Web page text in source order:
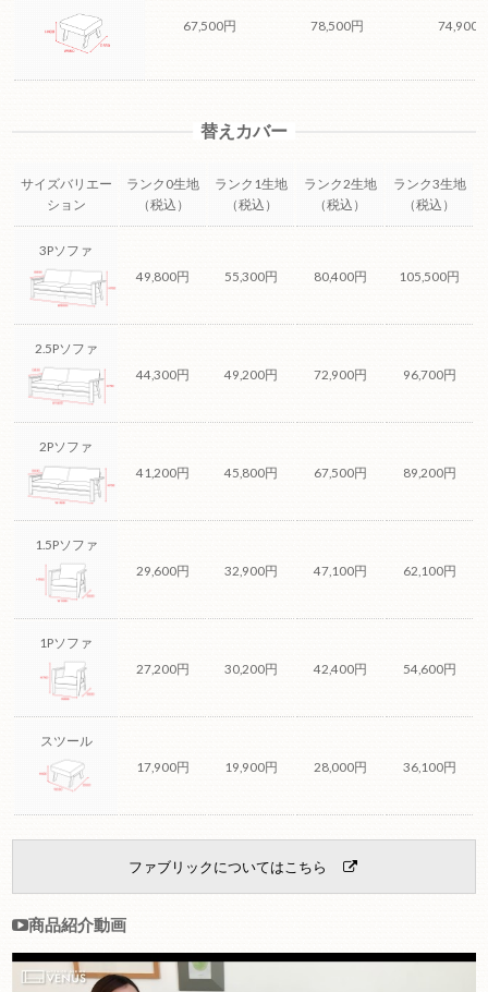
67,500円 78,500円 74,900
替えカバー
サイズバリエー
ション
ランク0生地
（税込）
ランク1生地
（税込）
ランク2生地
（税込）
ランク3生地
（税込）
3Pソファ
49,800円
55,300円 80,400円 105,500円
2.5Pソファ
44,300円
49,200円 72,900円 96,700円
2Pソファ
41,200円
45,800円 67,500円 89,200円
1.5Pソファ
29,600円
32,900円 47,100円 62,100円
1Pソファ
27,200円
30,200円 42,400円 54,600円
スツール
17,900円
19,900円 28,000円 36,100円
ファブリックについてはこちら
商品紹介動画